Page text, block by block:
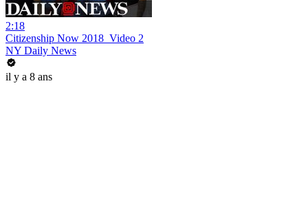
2:18
Citizenship Now 2018_Video 2
NY Daily News
il y a 8 ans